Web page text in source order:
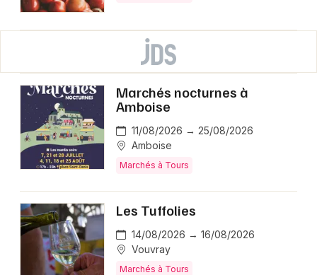
Marchés nocturnes à
Amboise
11/08/2026 → 25/08/2026
Amboise
Marchés à Tours
Les Tuffolies
14/08/2026 → 16/08/2026
Vouvray
Marchés à Tours